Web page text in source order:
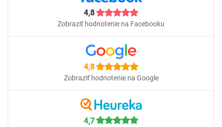
4,8
Zobraziť hodnotenie na Facebooku
4,8
Zobraziť hodnotenie na Google
4,7